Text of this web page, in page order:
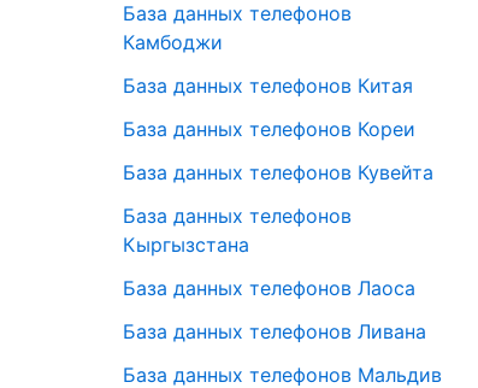
База данных телефонов
Камбоджи
База данных телефонов Китая
База данных телефонов Кореи
База данных телефонов Кувейта
База данных телефонов
Кыргызстана
База данных телефонов Лаоса
База данных телефонов Ливана
База данных телефонов Мальдив